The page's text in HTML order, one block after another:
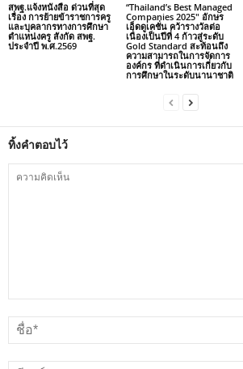
สพฐ.แจ้งหนังสือ ด่วนที่สุด
เรื่อง การย้ายข้าราชการครู
และบุคลากรทางการศึกษา
ตำแหน่งครู สังกัด สพฐ.
ประจำปี พ.ศ.2569
“Thailand’s Best Managed
Companies 2025″ อักษร
เอ็ดดูเคชั่น คว้ารางวัลต่อ
เนื่องเป็นปีที่ 4 ก้าวสู่ระดับ
Gold Standard สะท้อนถึง
ความสามารถในการจัดการ
องค์กร ที่ดำเนินการเกี่ยวกับ
การศึกษาในระดับนานาชาติ
ทิ้งคำตอบไว้